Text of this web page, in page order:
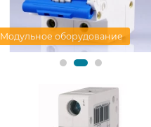
Арматура для СИП